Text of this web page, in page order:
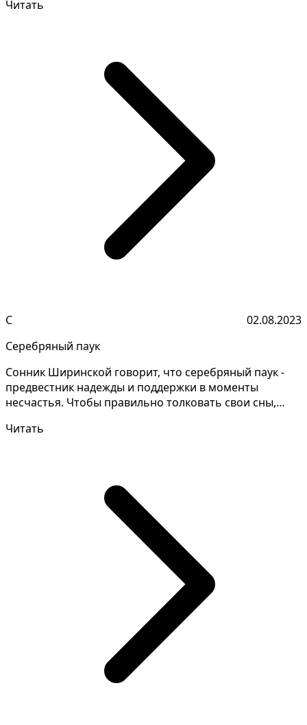
Читать
С
02.08.2023
Серебряный паук
Сонник Ширинской говорит, что серебряный паук -
предвестник надежды и поддержки в моменты
несчастья. Чтобы правильно толковать свои сны,
Читать